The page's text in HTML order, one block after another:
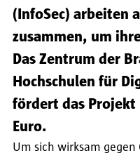
(InfoSec) arbeiten
zusammen, um
Das Zentrum der
Hochschulen für
fördert das
Euro.
Um sich wirksam gegen